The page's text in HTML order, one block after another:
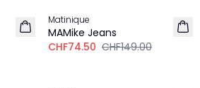
Matinique
MAMike Jeans
CHF74.50 CHF149.00